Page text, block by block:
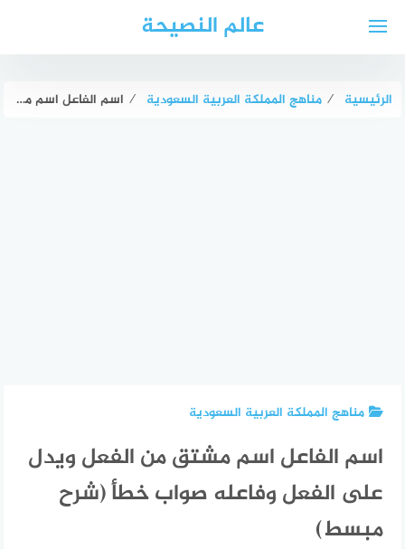
عالم النصيحة
الرئيسية ⁄ مناهج المملكة العربية السعودية ⁄ اسم الفاعل اسم مشتق من الفعل ويدل على الفعل وفاعله صواب خطأ (شرح مبسط)
مناهج المملكة العربية السعودية
اسم الفاعل اسم مشتق من الفعل ويدل
على الفعل وفاعله صواب خطأ (شرح
مبسط)